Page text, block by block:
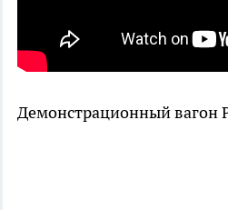
Демонстрационный вагон